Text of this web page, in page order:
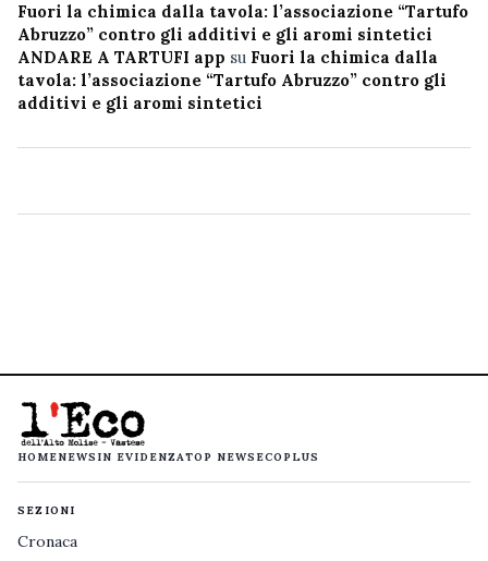
Fuori la chimica dalla tavola: l’associazione “Tartufo
Abruzzo” contro gli additivi e gli aromi sintetici
ANDARE A TARTUFI app su Fuori la chimica dalla
tavola: l’associazione “Tartufo Abruzzo” contro gli
additivi e gli aromi sintetici
HOMENEWS IN EVIDENZATOP NEWS ECOPLUS
SEZIONI
Cronaca